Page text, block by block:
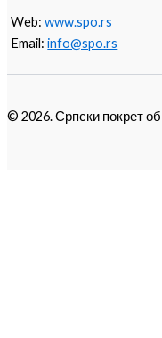
Web:www.spo.rs
Email:info@spo.rs
© 2026. Српски покрет